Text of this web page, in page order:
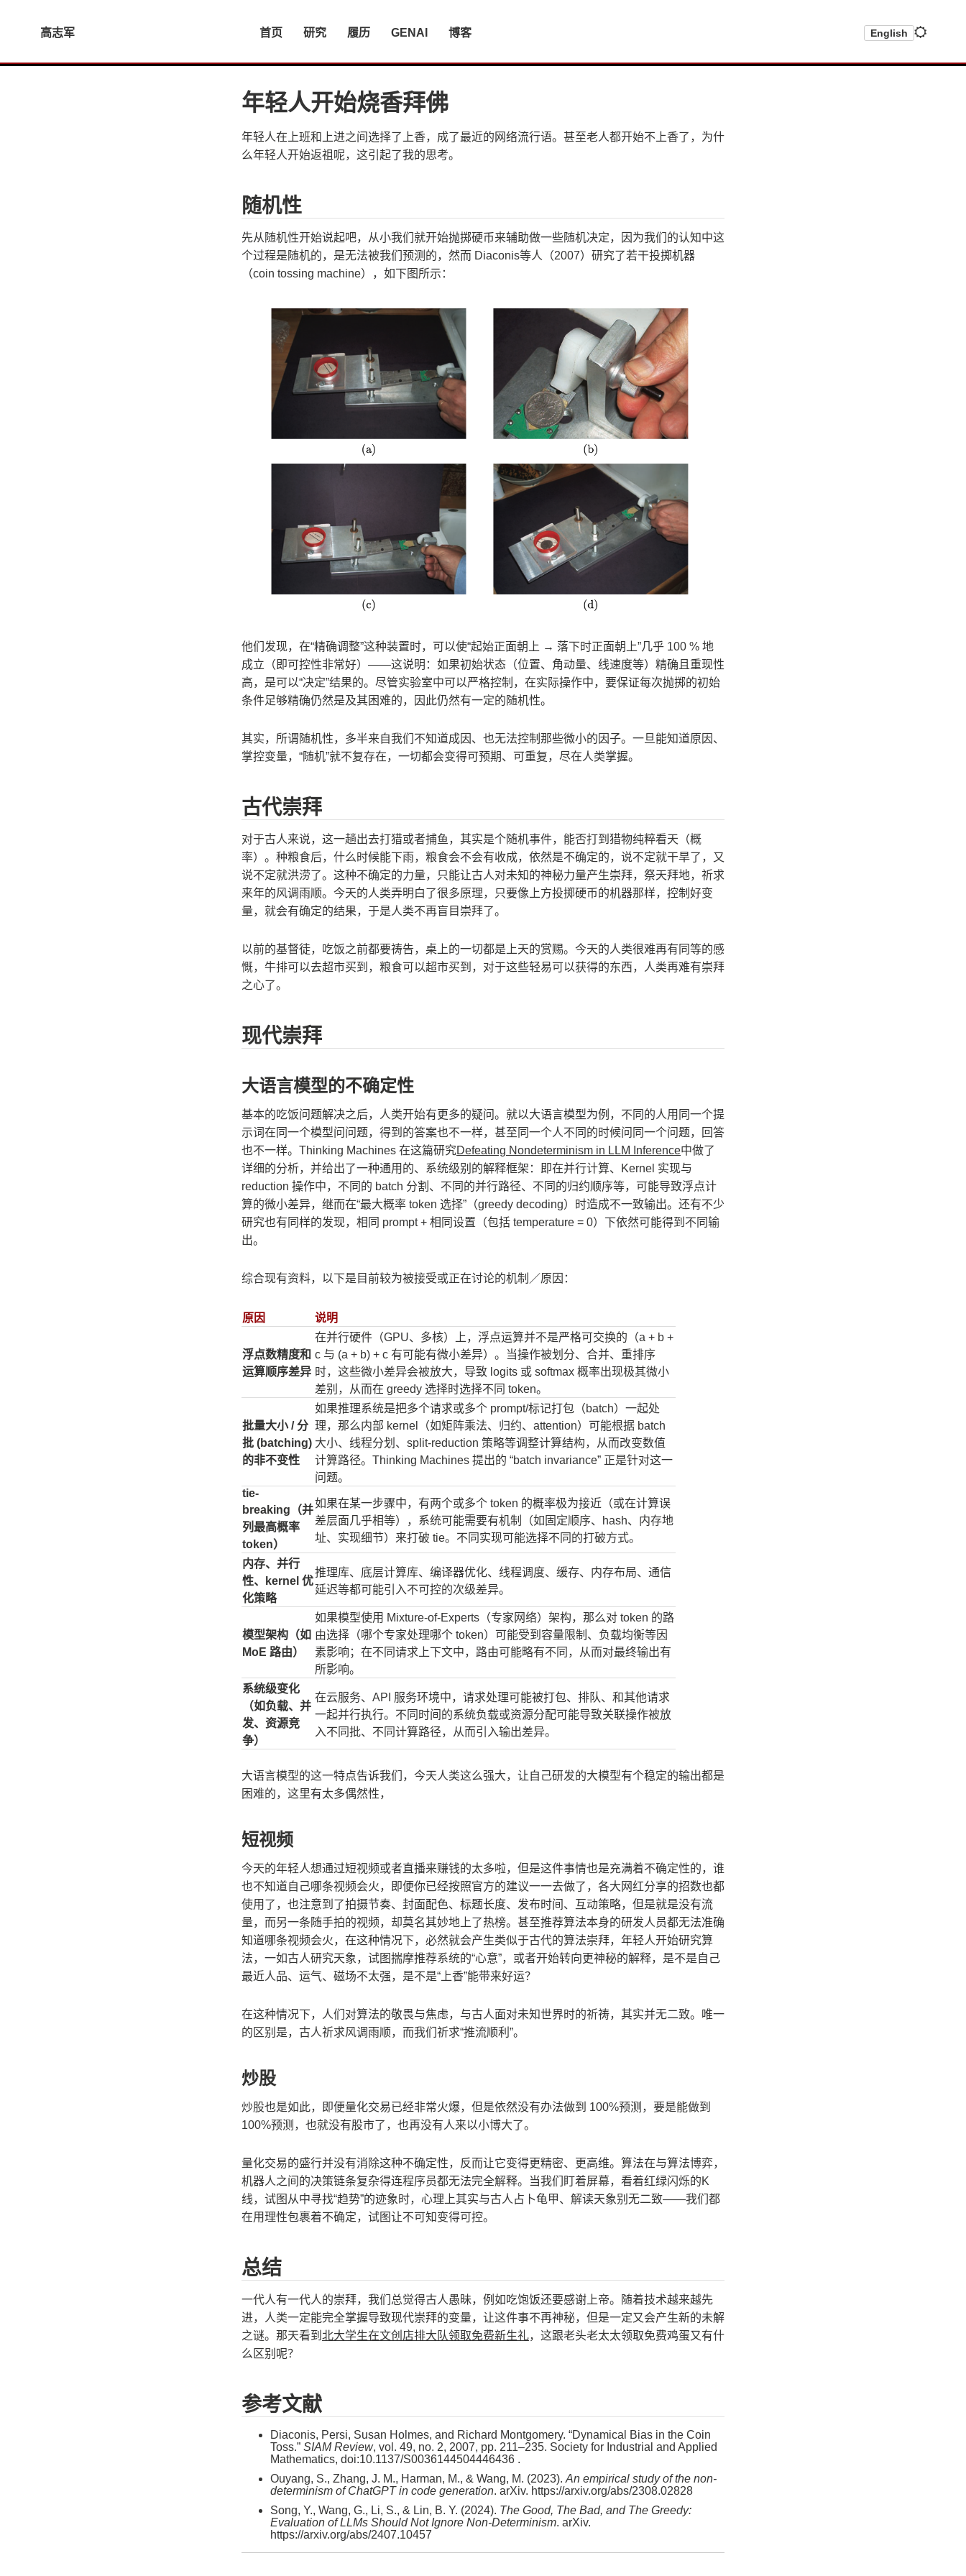
高志军 首页 研究 履历 GENAI 博客 English
年轻人开始烧香拜佛
年轻人在上班和上进之间选择了上香，成了最近的网络流行语。甚至老人都开始不上香了，为什
么年轻人开始返祖呢，这引起了我的思考。
随机性
先从随机性开始说起吧，从小我们就开始抛掷硬币来辅助做一些随机决定，因为我们的认知中这
个过程是随机的，是无法被我们预测的，然而 Diaconis等人（2007）研究了若干投掷机器
（coin tossing machine），如下图所示：
他们发现，在“精确调整”这种装置时，可以使“起始正面朝上 → 落下时正面朝上”几乎 100 % 地
成立（即可控性非常好）——这说明：如果初始状态（位置、角动量、线速度等）精确且重现性
高，是可以“决定”结果的。尽管实验室中可以严格控制，在实际操作中，要保证每次抛掷的初始
条件足够精确仍然是及其困难的，因此仍然有一定的随机性。
其实，所谓随机性，多半来自我们不知道成因、也无法控制那些微小的因子。一旦能知道原因、
掌控变量，“随机”就不复存在，一切都会变得可预期、可重复，尽在人类掌握。
古代崇拜
对于古人来说，这一趟出去打猎或者捕鱼，其实是个随机事件，能否打到猎物纯粹看天（概
率）。种粮食后，什么时候能下雨，粮食会不会有收成，依然是不确定的，说不定就干旱了，又
说不定就洪涝了。这种不确定的力量，只能让古人对未知的神秘力量产生崇拜，祭天拜地，祈求
来年的风调雨顺。今天的人类弄明白了很多原理，只要像上方投掷硬币的机器那样，控制好变
量，就会有确定的结果，于是人类不再盲目崇拜了。
以前的基督徒，吃饭之前都要祷告，桌上的一切都是上天的赏赐。今天的人类很难再有同等的感
慨，牛排可以去超市买到，粮食可以超市买到，对于这些轻易可以获得的东西，人类再难有崇拜
之心了。
现代崇拜
大语言模型的不确定性
基本的吃饭问题解决之后，人类开始有更多的疑问。就以大语言模型为例，不同的人用同一个提
示词在同一个模型问问题，得到的答案也不一样，甚至同一个人不同的时候问同一个问题，回答
也不一样。Thinking Machines 在这篇研究Defeating Nondeterminism in LLM Inference中做了
详细的分析，并给出了一种通用的、系统级别的解释框架：即在并行计算、Kernel 实现与
reduction 操作中，不同的 batch 分割、不同的并行路径、不同的归约顺序等，可能导致浮点计
算的微小差异，继而在“最大概率 token 选择”（greedy decoding）时造成不一致输出。还有不少
研究也有同样的发现，相同 prompt + 相同设置（包括 temperature = 0）下依然可能得到不同输
出。
综合现有资料，以下是目前较为被接受或正在讨论的机制／原因：
原因 说明
浮点数精度和
运算顺序差异
在并行硬件（GPU、多核）上，浮点运算并不是严格可交换的（a + b +
c 与 (a + b) + c 有可能有微小差异）。当操作被划分、合并、重排序
时，这些微小差异会被放大，导致 logits 或 softmax 概率出现极其微小
差别，从而在 greedy 选择时选择不同 token。
批量大小 / 分
批 (batching)
的非不变性
如果推理系统是把多个请求或多个 prompt/标记打包（batch）一起处
理，那么内部 kernel（如矩阵乘法、归约、attention）可能根据 batch
大小、线程分划、split-reduction 策略等调整计算结构，从而改变数值
计算路径。Thinking Machines 提出的 “batch invariance” 正是针对这一
问题。
tie-
breaking（并
列最高概率
token）
如果在某一步骤中，有两个或多个 token 的概率极为接近（或在计算误
差层面几乎相等），系统可能需要有机制（如固定顺序、hash、内存地
址、实现细节）来打破 tie。不同实现可能选择不同的打破方式。
内存、并行
性、kernel 优
化策略
推理库、底层计算库、编译器优化、线程调度、缓存、内存布局、通信
延迟等都可能引入不可控的次级差异。
模型架构（如
MoE 路由）
如果模型使用 Mixture-of-Experts（专家网络）架构，那么对 token 的路
由选择（哪个专家处理哪个 token）可能受到容量限制、负载均衡等因
素影响；在不同请求上下文中，路由可能略有不同，从而对最终输出有
所影响。
系统级变化
（如负载、并
发、资源竞
争）
在云服务、API 服务环境中，请求处理可能被打包、排队、和其他请求
一起并行执行。不同时间的系统负载或资源分配可能导致关联操作被放
入不同批、不同计算路径，从而引入输出差异。
大语言模型的这一特点告诉我们，今天人类这么强大，让自己研发的大模型有个稳定的输出都是
困难的，这里有太多偶然性，
短视频
今天的年轻人想通过短视频或者直播来赚钱的太多啦，但是这件事情也是充满着不确定性的，谁
也不知道自己哪条视频会火，即便你已经按照官方的建议一一去做了，各大网红分享的招数也都
使用了，也注意到了拍摄节奏、封面配色、标题长度、发布时间、互动策略，但是就是没有流
量，而另一条随手拍的视频，却莫名其妙地上了热榜。甚至推荐算法本身的研发人员都无法准确
知道哪条视频会火，在这种情况下，必然就会产生类似于古代的算法崇拜，年轻人开始研究算
法，一如古人研究天象，试图揣摩推荐系统的“心意”，或者开始转向更神秘的解释，是不是自己
最近人品、运气、磁场不太强，是不是“上香”能带来好运？
在这种情况下，人们对算法的敬畏与焦虑，与古人面对未知世界时的祈祷，其实并无二致。唯一
的区别是，古人祈求风调雨顺，而我们祈求“推流顺利”。
炒股
炒股也是如此，即便量化交易已经非常火爆，但是依然没有办法做到 100%预测，要是能做到
100%预测，也就没有股市了，也再没有人来以小博大了。
量化交易的盛行并没有消除这种不确定性，反而让它变得更精密、更高维。算法在与算法博弈，
机器人之间的决策链条复杂得连程序员都无法完全解释。当我们盯着屏幕，看着红绿闪烁的K
线，试图从中寻找“趋势”的迹象时，心理上其实与古人占卜龟甲、解读天象别无二致——我们都
在用理性包裹着不确定，试图让不可知变得可控。
总结
一代人有一代人的崇拜，我们总觉得古人愚昧，例如吃饱饭还要感谢上帝。随着技术越来越先
进，人类一定能完全掌握导致现代崇拜的变量，让这件事不再神秘，但是一定又会产生新的未解
之谜。那天看到 北大学生在文创店排大队领取免费新生礼，这跟老头老太太领取免费鸡蛋又有什
么区别呢？
参考文献
Diaconis, Persi, Susan Holmes, and Richard Montgomery. “Dynamical Bias in the Coin
Toss.” SIAM Review, vol. 49, no. 2, 2007, pp. 211–235. Society for Industrial and Applied
Mathematics, doi:10.1137/S0036144504446436 .
Ouyang, S., Zhang, J. M., Harman, M., & Wang, M. (2023). An empirical study of the non-
determinism of ChatGPT in code generation. arXiv. https://arxiv.org/abs/2308.02828
Song, Y., Wang, G., Li, S., & Lin, B. Y. (2024). The Good, The Bad, and The Greedy:
Evaluation of LLMs Should Not Ignore Non-Determinism. arXiv.
https://arxiv.org/abs/2407.10457